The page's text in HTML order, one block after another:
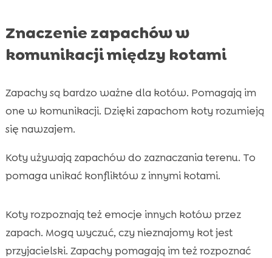
Znaczenie zapachów w
komunikacji między kotami
Zapachy są bardzo ważne dla kotów. Pomagają im
one w komunikacji. Dzięki zapachom koty rozumieją
się nawzajem.
Koty używają zapachów do zaznaczania terenu. To
pomaga unikać konfliktów z innymi kotami.
Koty rozpoznają też emocje innych kotów przez
zapach. Mogą wyczuć, czy nieznajomy kot jest
przyjacielski. Zapachy pomagają im też rozpoznać